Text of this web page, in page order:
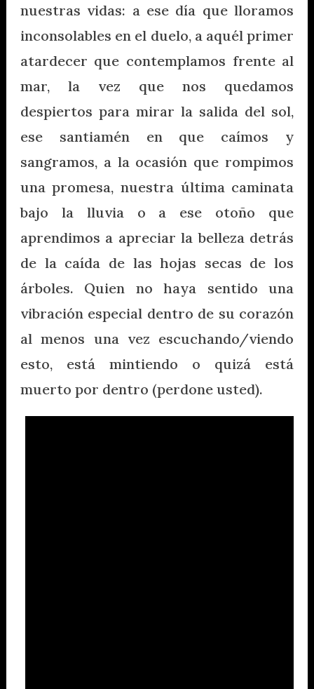
nuestras vidas: a ese día que lloramos
inconsolables en el duelo, a aquél primer
atardecer que contemplamos frente al
mar, la vez que nos quedamos
despiertos para mirar la salida del sol,
ese santiamén en que caímos y
sangramos, a la ocasión que rompimos
una promesa, nuestra última caminata
bajo la lluvia o a ese otoño que
aprendimos a apreciar la belleza detrás
de la caída de las hojas secas de los
árboles. Quien no haya sentido una
vibración especial dentro de su corazón
al menos una vez escuchando/viendo
esto, está mintiendo o quizá está
muerto por dentro (perdone usted).